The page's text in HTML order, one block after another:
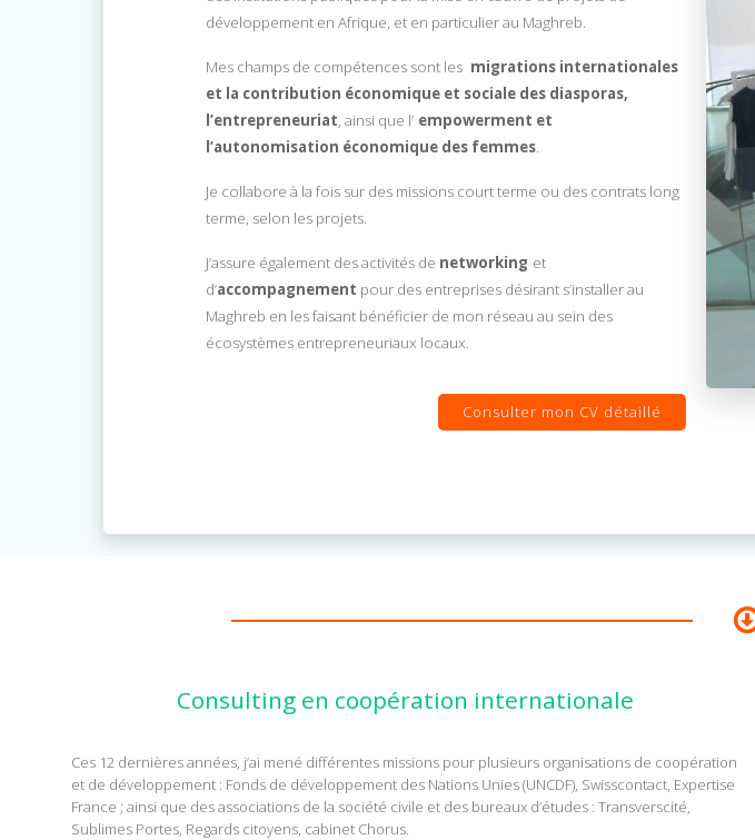
développement en Afrique, et en particulier au Maghreb.
Mes champs de compétences sont les migrations internationales
et la contribution économique et sociale des diasporas,
l’entrepreneuriat, ainsi que l’ empowerment et
l’autonomisation économique des femmes.
Je collabore à la fois sur des missions court terme ou des contrats long
terme, selon les projets.
J’assure également des activités de networking et
d’accompagnement pour des entreprises désirant s’installer au
Maghreb en les faisant bénéficier de mon réseau au sein des
écosystèmes entrepreneuriaux locaux.
Consulter mon CV détaillé
Consulting en coopération internationale
Ces 12 dernières années, j’ai mené différentes missions pour plusieurs organisations de coopération
et de développement : Fonds de développement des Nations Unies (UNCDF), Swisscontact, Expertise
France ; ainsi que des associations de la société civile et des bureaux d’études : Transverscité,
Sublimes Portes, Regards citoyens, cabinet Chorus.